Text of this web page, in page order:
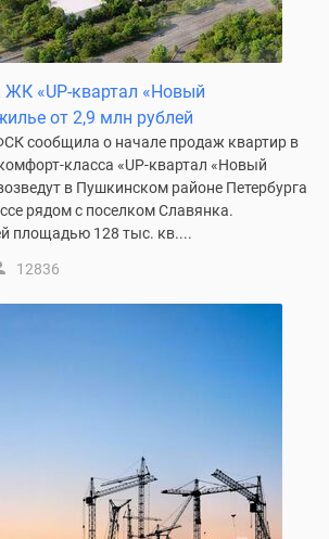
«UP-квартал «Новый
от 2,9 млн рублей
сообщила о начале продаж квартир в
класса «UP-квартал «Новый
в Пушкинском районе Петербурга
рядом с поселком Славянка.
площадью 128 тыс. кв....
12836